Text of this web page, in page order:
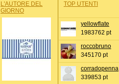
L'AUTORE DEL
GIORNO
TOP UTENTI
yellowflate
1983762 pt
roccobruno
345170 pt
corradopenna
339853 pt